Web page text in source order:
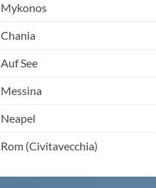
Mykonos
Chania
Auf See
Messina
Neapel
Rom (Civitavecchia)
Auf See